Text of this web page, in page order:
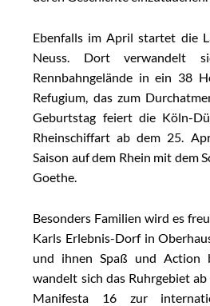
Ebenfalls im April startet die
Neuss. Dort verwandelt
Rennbahngelände in ein 38
Refugium, das zum
Geburtstag feiert die Köln-
Rheinschiffart ab dem 25.
Saison auf dem Rhein mit dem
Goethe.
Besonders Familien wird es
Karls Erlebnis-Dorf in
und ihnen Spaß und Action
wandelt sich das Ruhrgebiet
Manifesta 16 zur